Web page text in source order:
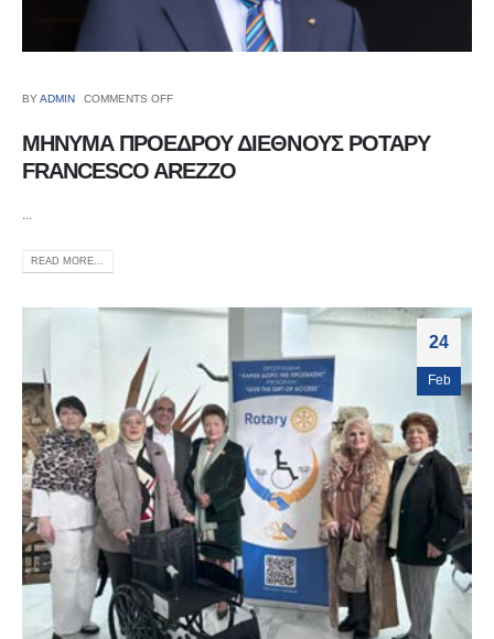
BYADMIN COMMENTS OFF
ΜΗΝΥΜΑ ΠΡΟΕΔΡΟΥ ΔΙΕΘΝΟΥΣ ΡΟΤΑΡΥ
FRANCESCO AREZZO
...
READ MORE...
24
Feb